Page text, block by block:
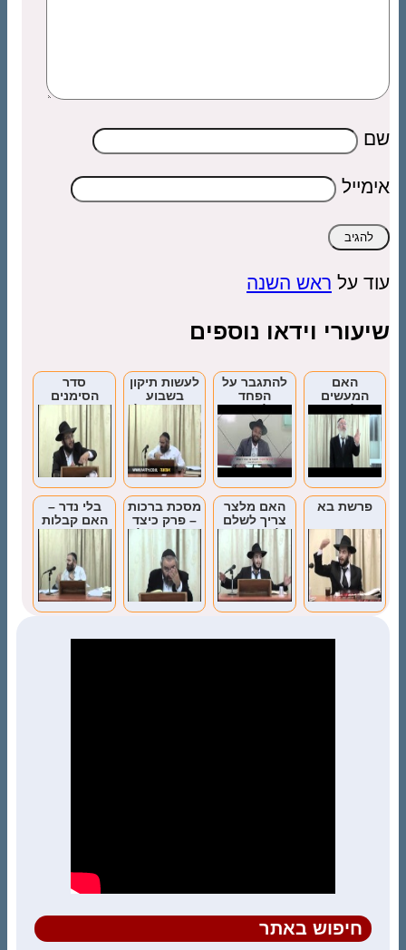
שם
אימייל
עוד על ראש השנה
שיעורי וידאו נוספים
האם
המעשים
שלנו הם
באמת שלנו?
להתגבר על
הפחד
ולקפוץ
לעשות תיקון
בשבוע
האחרון של
סדר
הסימנים
בראש השנה
ועוד מנהגים
פרשת בא
האם מלצר
צריך לשלם
על נזק שגרם
לסועד לאחר
שנתקל?
מסכת ברכות
– פרק כיצד
מברכין (חלק
ב’)
בלי נדר –
האם קבלות
טובות
לנדרים?
חיפוש באתר